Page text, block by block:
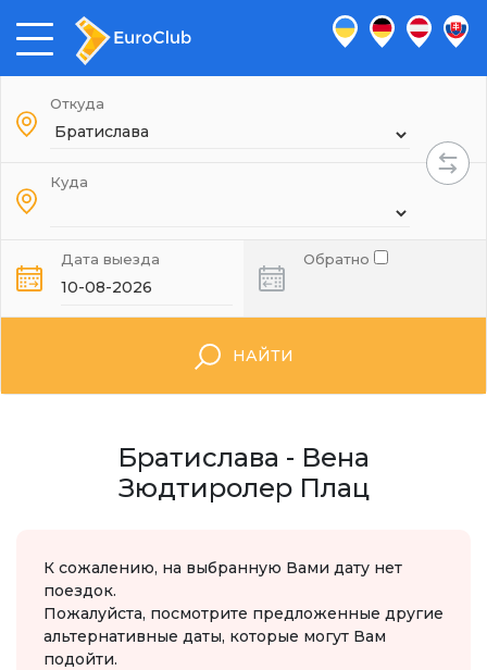
Откуда
Куда
Дата выезда Обратно
НАЙТИ
Братислава - Вена
Зюдтиролер Плац
К сожалению, на выбранную Вами дату нет
поездок.
Пожалуйста, посмотрите предложенные другие
альтернативные даты, которые могут Вам
подойти.